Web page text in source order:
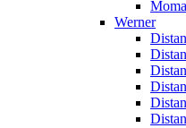
Werner